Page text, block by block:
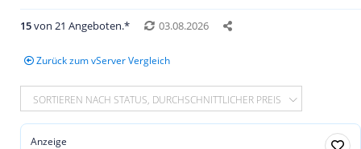
15von 21 Angeboten.* 03.08.2026
Zurück zum vServer Vergleich
SORTIEREN NACH STATUS, DURCHSCHNITTLICHER PREIS
Anzeige